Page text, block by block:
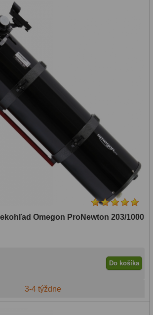
Omegon ProNewton 203/1000
Do košíka
3-4 týždne